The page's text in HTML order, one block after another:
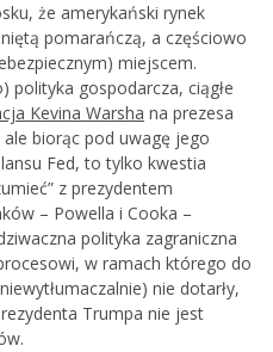
że amerykański rynek
pomarańczą, a częściowo
miejscem.
polityka gospodarcza, ciągłe
Kevina Warsha na prezesa
biorąc pod uwagę jego
Fed, to tylko kwestia
z prezydentem
– Powella i Cooka –
polityka zagraniczna
w ramach którego do
nie dotarły,
Trumpa nie jest